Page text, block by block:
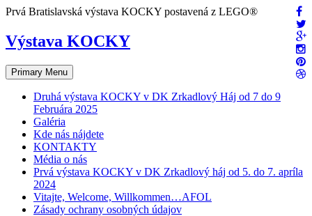
Skip
content
Prvá Bratislavská výstava KOCKY postavená z LEGO®
Výstava KOCKY
Primary Menu
Druhá výstava KOCKY v DK Zrkadlový Háj od 7 do 9
Februára 2025
Galéria
Kde nás nájdete
KONTAKTY
Média o nás
Prvá výstava KOCKY v DK Zrkadlový háj od 5. do 7. apríla
2024
Vitajte, Welcome, Willkommen…AFOL
Zásady ochrany osobných údajov